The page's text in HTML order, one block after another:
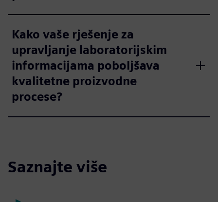
Kako vaše rješenje za
upravljanje laboratorijskim
informacijama poboljšava
kvalitetne proizvodne
procese?
Saznajte više